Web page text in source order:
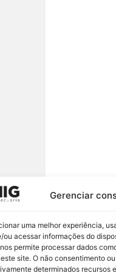
Gerenciar
uma melhor experiência,
ou acessar informações do
permite processar dados
site. O não consentimento
determinados recursos